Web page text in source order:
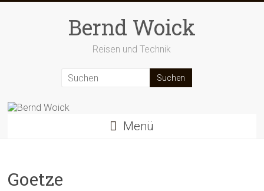
Bernd Woick
Reisen und Technik
Menü
Goetze